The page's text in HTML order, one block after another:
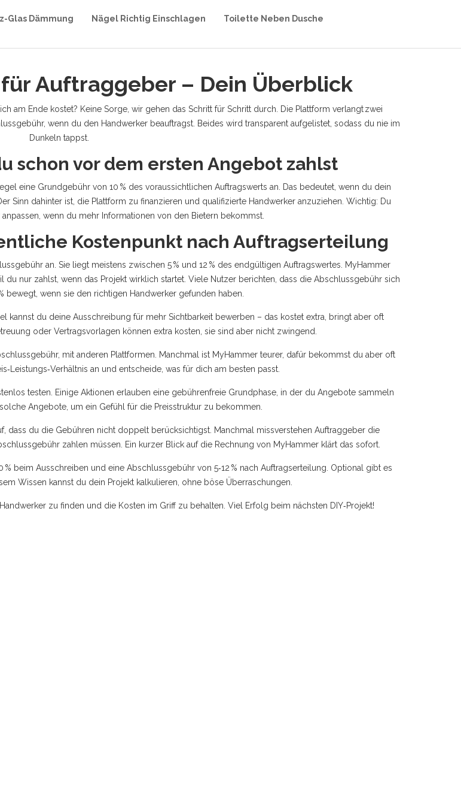
Glas Dämmung Nägel Richtig Einschlagen Toilette Neben Dusche
Auftraggeber – Dein Überblick
am Ende kostet? Keine Sorge, wir gehen das Schritt für Schritt durch. Die Plattform verlangt zwei
wenn du den Handwerker beauftragst. Beides wird transparent aufgelistet, sodass du nie im
Dunkeln tappst.
schon vor dem ersten Angebot zahlst
eine Grundgebühr von 10 % des voraussichtlichen Auftragswerts an. Das bedeutet, wenn du dein
Sinn dahinter ist, die Plattform zu finanzieren und qualifizierte Handwerker anzuziehen. Wichtig: Du
wenn du mehr Informationen von den Bietern bekommst.
Kostenpunkt nach Auftragserteilung
an. Sie liegt meistens zwischen 5 % und 12 % des endgültigen Auftragswertes. MyHammer
du nur zahlst, wenn das Projekt wirklich startet. Viele Nutzer berichten, dass die Abschlussgebühr sich
bewegt, wenn sie den richtigen Handwerker gefunden haben.
kannst du deine Ausschreibung für mehr Sichtbarkeit bewerben – das kostet extra, bringt aber oft
oder Vertragsvorlagen können extra kosten, sie sind aber nicht zwingend.
mit anderen Plattformen. Manchmal ist MyHammer teurer, dafür bekommst du aber oft
an und entscheide, was für dich am besten passt.
testen. Einige Aktionen erlauben eine gebührenfreie Grundphase, in der du Angebote sammeln
Angebote, um ein Gefühl für die Preisstruktur zu bekommen.
dass du die Gebühren nicht doppelt berücksichtigst. Manchmal missverstehen Auftraggeber die
zahlen müssen. Ein kurzer Blick auf die Rechnung von MyHammer klärt das sofort.
beim Ausschreiben und eine Abschlussgebühr von 5‑12 % nach Auftragserteilung. Optional gibt es
Wissen kannst du dein Projekt kalkulieren, ohne böse Überraschungen.
zu finden und die Kosten im Griff zu behalten. Viel Erfolg beim nächsten DIY‑Projekt!